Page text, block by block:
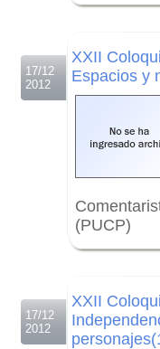
17/12
2012
XXII
Espacios y
(PUCP)
17/12
2012
XXII